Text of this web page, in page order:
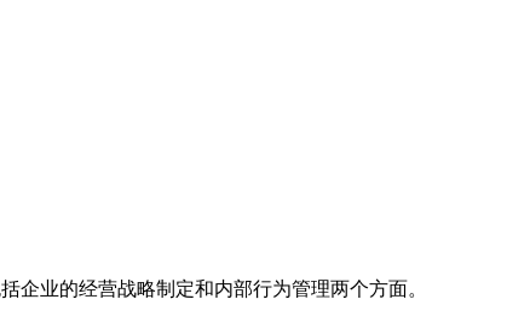
企业的经营战略制定和内部行为管理两个方面。